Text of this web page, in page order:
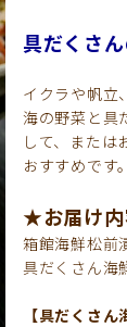
具だくさ
イクラや帆立
海の野菜と具
して、または
おすすめです。
★お届け
箱館海鮮松前
具だくさん海
【具だくさん